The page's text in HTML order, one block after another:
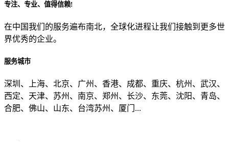
专注、专业、值得信赖!
在中国我们的服务遍布南北，全球化进程让我们接触到更多世
界优秀的企业。
服务城市
深圳、上海、北京、广州、香港、成都、重庆、杭州、武汉、
西定、天津、苏州、南京、郑州、长沙、东莞、沈阳、青岛、
合肥、佛山、山东、台湾苏州、厦门...